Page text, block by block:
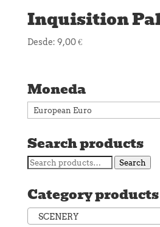
Inquisition
Desde: 9,00€
Moneda
Search products
Search
Search
Category products
SCENERY